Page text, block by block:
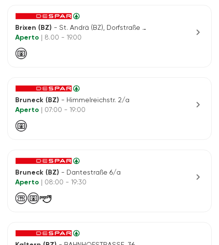
Brixen (BZ) - St. Andrä (BZ), Dorfstraße 25
Aperto
| 8.00 - 19.00 chevron_right
Bruneck (BZ) - Himmelreichstr. 2/a
Aperto
| 07:00 - 19:00 chevron_right
Bruneck (BZ) - Dantestraße 6/a
Aperto
| 08:00 - 19:30 chevron_right